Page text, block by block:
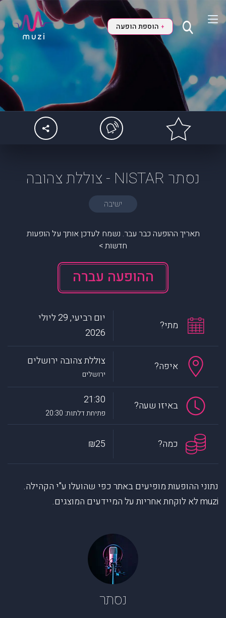
+ הוספת הופעה
נסתר NISTAR - צוללת צהובה
ישיבה
תאריך ההופעה כבר עבר. נשמח לעדכן אותך על הופעות
חדשות >
ההופעה עברה
מתי?
יום רביעי, 29 ליולי
2026
איפה? צוללת צהובה ירושלים
ירושלים
באיזו שעה? 21:30
פתיחת דלתות: 20:30
כמה? ₪25
נתוני ההופעות מופיעים באתר כפי שהועלו ע"י הקהילה.
muzi לא לוקחת אחריות על המיידעים המוצגים.
נסתר